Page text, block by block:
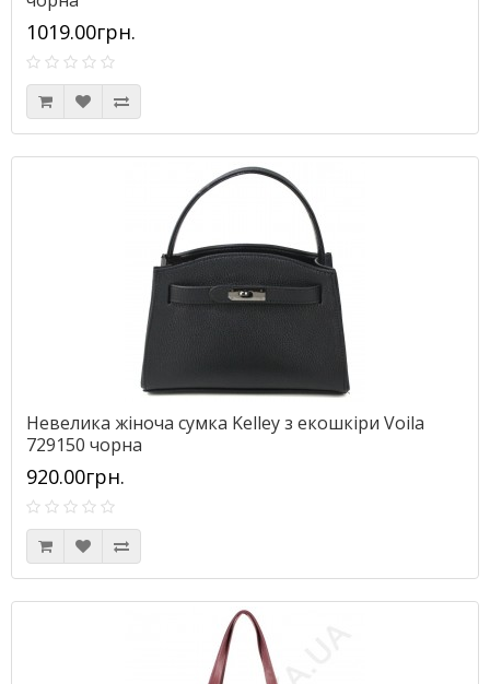
1019.00грн.
Невелика жіноча сумка Kelley з екошкіри Voila
729150 чорна
920.00грн.